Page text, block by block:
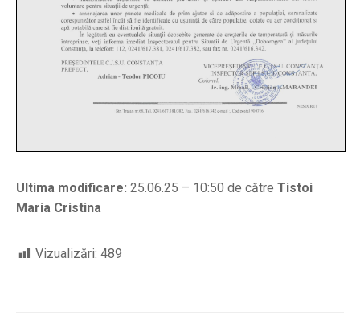
Ultima modificare: 25.06.25 – 10:50 de către Tistoi
Maria Cristina
Vizualizări: 489